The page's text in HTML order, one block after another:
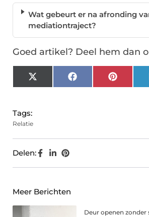
Wat gebeurt er na afronding
mediationtraject?
Goed artikel? Deel hem dan
X
(Twitter)
Facebook
Tags:
Relatie
Delen:
Meer Berichten
Deur openen zonder